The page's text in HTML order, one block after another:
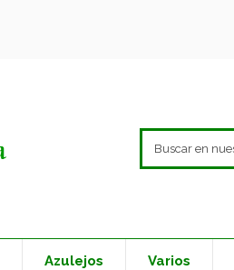
Azulejos Varios